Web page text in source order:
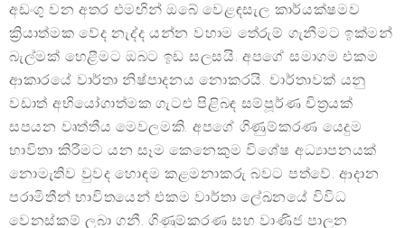
අඩංගු වන අතර එමඟින් ඔබේ වෙළඳසැල කාර්යක්ෂමව
ක්‍රියාත්මක වේද නැද්ද යන්න වහාම තේරුම් ගැනීමට ඉක්මන්
බැල්මක් හෙළීමට ඔබට ඉඩ සලසයි. අපගේ සමාගම එකම
ආකාරයේ වාර්තා නිෂ්පාදනය නොකරයි. වාර්තාවක් යනු
වඩාත් අභියෝගාත්මක ගැටළු පිළිබඳ සම්පූර්ණ චිත්‍රයක්
සපයන වෘත්තීය මෙවලමකි. අපගේ ගිණුම්කරණ යෙදුම
භාවිතා කිරීමට යන සෑම කෙනෙකුම විශේෂ අධ්‍යාපනයක්
නොමැතිව වුවද හොඳම කළමනාකරු බවට පත්වේ. ආදාන
පරාමිතීන් භාවිතයෙන් එකම වාර්තා ලේඛනයේ විවිධ
වෙනස්කම් ලබා ගනී. ගිණුම්කරණ සහ වාණිජ පාලන